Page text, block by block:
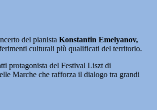
del pianista Konstantin Emelyanov,
culturali più qualificati del territorio.
protagonista del Festival Liszt di
Marche che rafforza il dialogo tra grandi